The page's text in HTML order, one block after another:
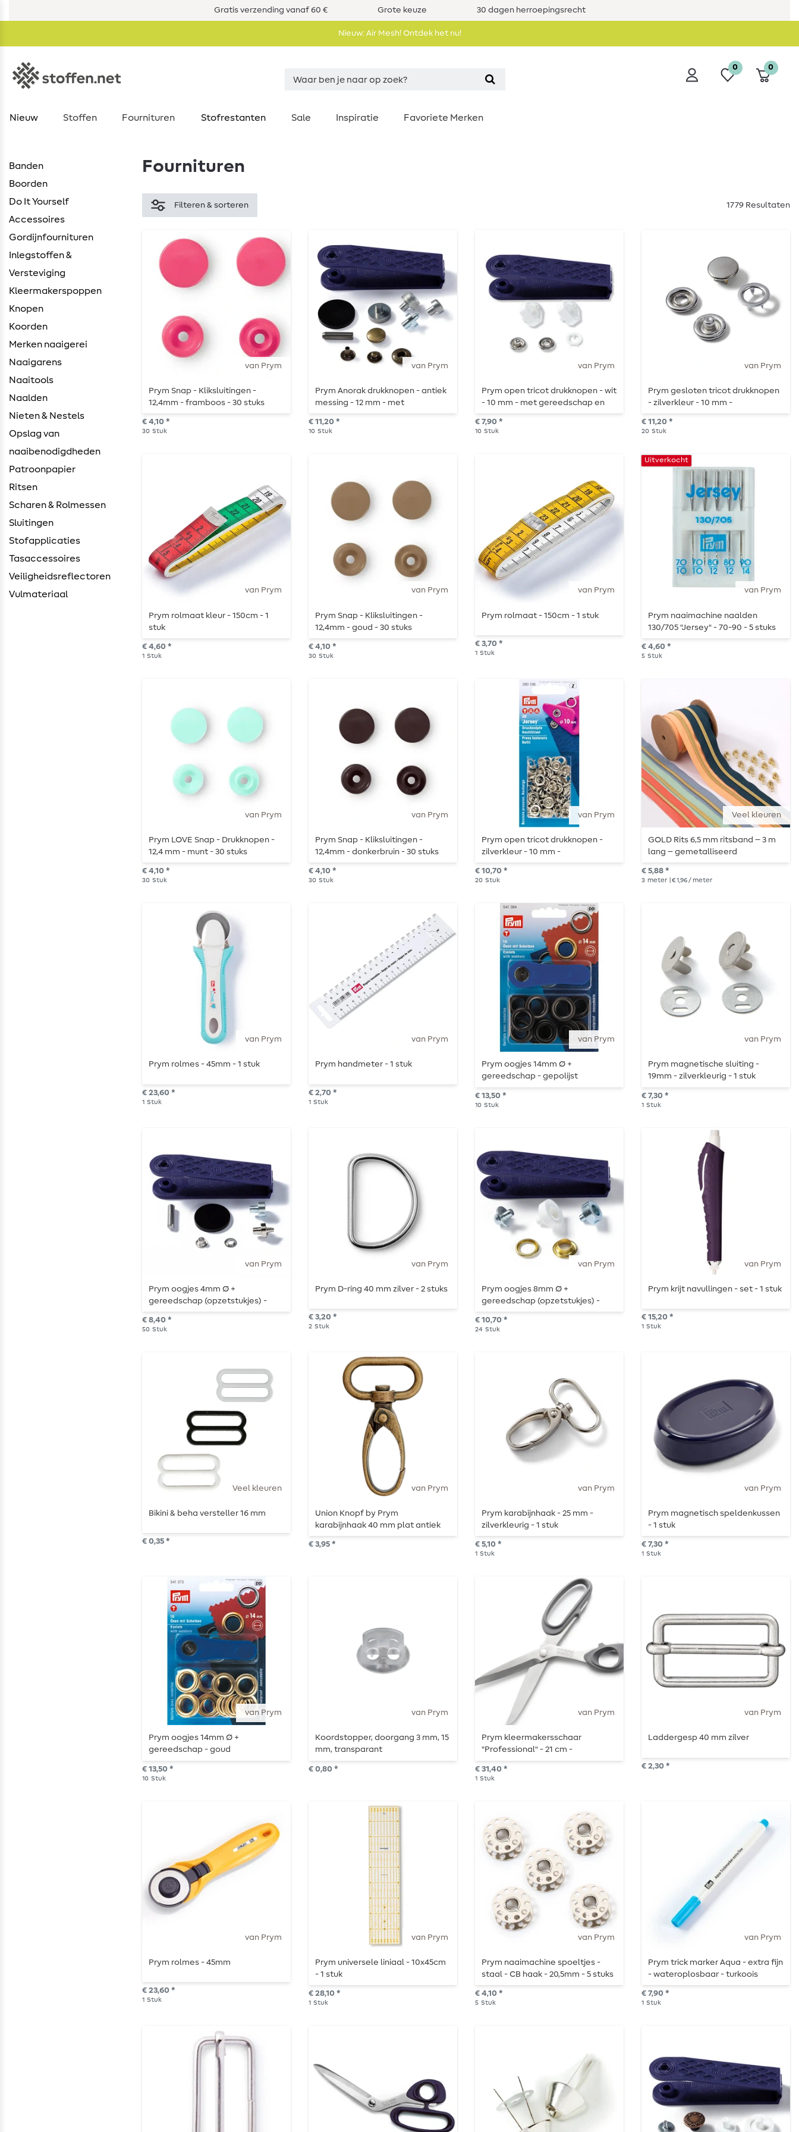
Gratis verzending vanaf 60 € Grote keuze 30 dagen herroepingsrecht
Nieuw: Air Mesh! Ontdek het nu!
0 0
Nieuw Stoffen Fournituren Stofrestanten Sale Inspiratie Favoriete Merken
Banden
Boorden
Do It Yourself
Accessoires
Gordijnfournituren
Inlegstoffen &
Versteviging
Kleermakerspoppen
Knopen
Koorden
Merken naaigerei
Naaigarens
Naaitools
Naalden
Nieten & Nestels
Opslag van
naaibenodigdheden
Patroonpapier
Ritsen
Scharen & Rolmessen
Sluitingen
Stofapplicaties
Tasaccessoires
Veiligheidsreflectoren
Vulmateriaal
Fournituren
Filteren & sorteren 1779 Resultaten
van Prym
Prym Snap - Kliksluitingen -
12,4mm - framboos - 30 stuks
€ 4,10 *
30 Stuk
van Prym
Prym Anorak drukknopen - antiek
messing - 12 mm - met
gereedschap en hulpstukken - 10
stuks
€ 11,20 *
10 Stuk
van Prym
Prym open tricot drukknopen - wit
- 10 mm - met gereedschap en
hulpstukken - 10 stuks
€ 7,90 *
10 Stuk
van Prym
Prym gesloten tricot drukknopen
- zilverkleur - 10 mm -
navulverpakking - 20 stuks
€ 11,20 *
20 Stuk
van Prym
Prym rolmaat kleur - 150cm - 1
stuk
€ 4,60 *
1 Stuk
van Prym
Prym Snap - Kliksluitingen -
12,4mm - goud - 30 stuks
€ 4,10 *
30 Stuk
van Prym
Prym rolmaat - 150cm - 1 stuk
€ 3,70 *
1 Stuk
van Prym
Uitverkocht
Prym naaimachine naalden
130/705 "Jersey" - 70-90 - 5 stuks
€ 4,60 *
5 Stuk
van Prym
Prym LOVE Snap - Drukknopen -
12,4 mm - munt - 30 stuks
€ 4,10 *
30 Stuk
van Prym
Prym Snap - Kliksluitingen -
12,4mm - donkerbruin - 30 stuks
€ 4,10 *
30 Stuk
van Prym
Prym open tricot drukknopen -
zilverkleur - 10 mm -
navulverpakking - 20 stuks
€ 10,70 *
20 Stuk
Veel kleuren
GOLD Rits 6,5 mm ritsband – 3 m
lang – gemetalliseerd
€ 5,88 *
3 meter | € 1,96 / meter
van Prym
Prym rolmes - 45mm - 1 stuk
€ 23,60 *
1 Stuk
van Prym
Prym handmeter - 1 stuk
€ 2,70 *
1 Stuk
van Prym
Prym oogjes 14mm Ø +
gereedschap - gepolijst
€ 13,50 *
10 Stuk
van Prym
Prym magnetische sluiting -
19mm - zilverkleurig - 1 stuk
€ 7,30 *
1 Stuk
van Prym
Prym oogjes 4mm Ø +
gereedschap (opzetstukjes) -
goud
€ 8,40 *
50 Stuk
van Prym
Prym D-ring 40 mm zilver - 2 stuks
€ 3,20 *
2 Stuk
van Prym
Prym oogjes 8mm Ø +
gereedschap (opzetstukjes) -
goud
€ 10,70 *
24 Stuk
van Prym
Prym krijt navullingen - set - 1 stuk
€ 15,20 *
1 Stuk
Veel kleuren
Bikini & beha versteller 16 mm
€ 0,35 *
van Prym
Union Knopf by Prym
karabijnhaak 40 mm plat antiek
messing
€ 3,95 *
van Prym
Prym karabijnhaak - 25 mm -
zilverkleurig - 1 stuk
€ 5,10 *
1 Stuk
van Prym
Prym magnetisch speldenkussen
- 1 stuk
€ 7,30 *
1 Stuk
van Prym
Prym oogjes 14mm Ø +
gereedschap - goud
€ 13,50 *
10 Stuk
van Prym
Koordstopper, doorgang 3 mm, 15
mm, transparant
€ 0,80 *
van Prym
Prym kleermakersschaar
"Professional" - 21 cm -
linkshandig
€ 31,40 *
1 Stuk
van Prym
Laddergesp 40 mm zilver
€ 2,30 *
van Prym
Prym rolmes - 45mm
€ 23,60 *
1 Stuk
van Prym
Prym universele liniaal - 10x45cm
- 1 stuk
€ 28,10 *
1 Stuk
van Prym
Prym naaimachine spoeltjes -
staal - CB haak - 20,5mm - 5 stuks
€ 4,10 *
5 Stuk
van Prym
Prym trick marker Aqua - extra fijn
- wateroplosbaar - turkoois
€ 7,90 *
1 Stuk